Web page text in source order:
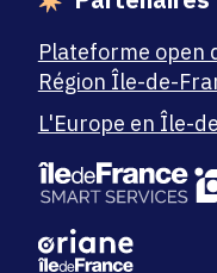
Plateforme open
Région Île-de-
L'Europe en Île-